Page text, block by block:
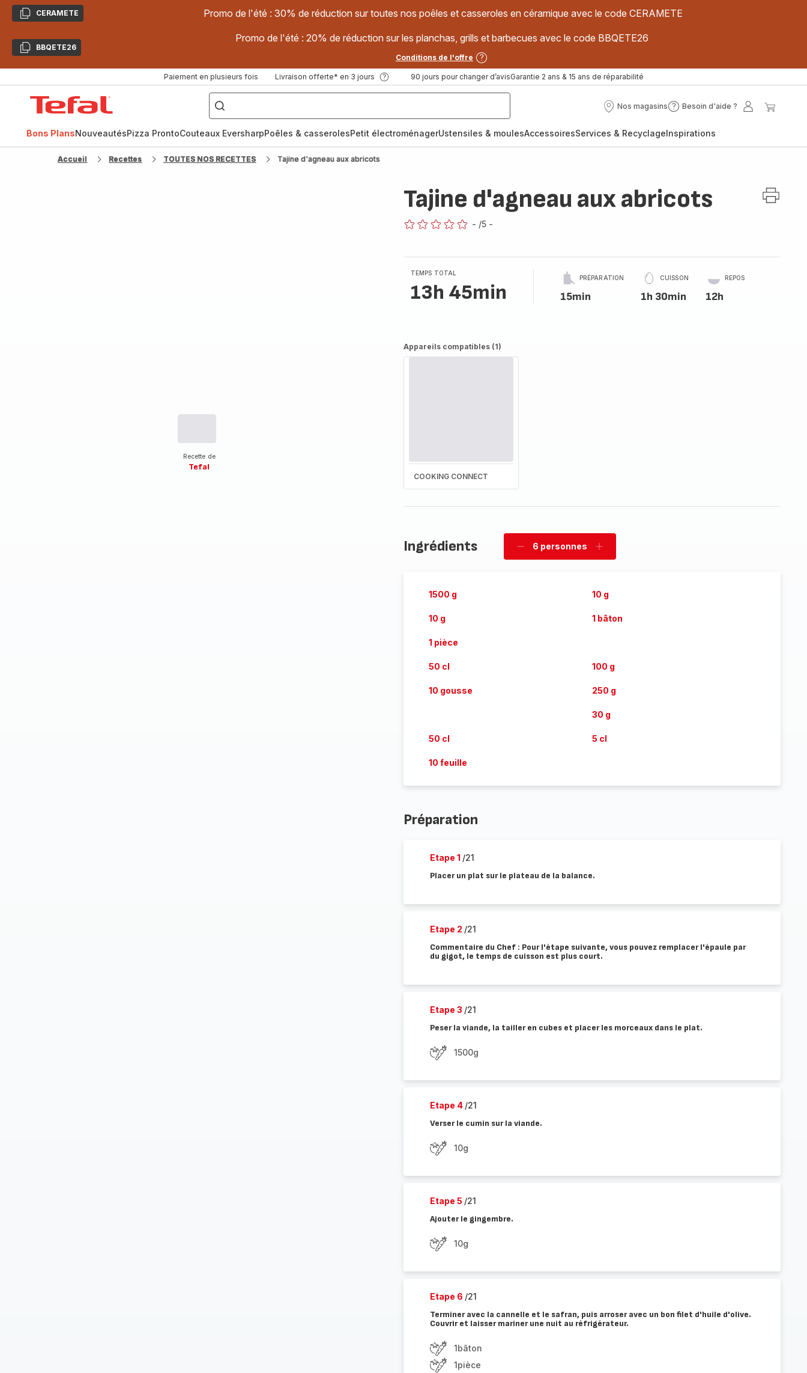
CopierCERAMETE Promo de l'été : 30% de réduction sur toutes nos poêles et casseroles en céramique avec le code CERAMETE
CopierBBQETE26
Promo de l'été : 20% de réduction sur les planchas, grills et barbecues avec le code BBQETE26
Conditions de l'offre
Paiement en plusieurs fois Livraison offerte* en 3 jours 90 jours pour changer d’avisGarantie 2 ans & 15 ans de réparabilité
["Poêles
inox,
Cake
Factory,
Nos magasins
Nos
Besoin d'aide ?
Besoin
?
Mon
Bons PlansNouveautésPizza ProntoCouteaux EversharpPoêles & casserolesPetit électroménagerUstensiles & moulesAccessoiresServices & RecyclageInspirations
Accueil Recettes TOUTES NOS RECETTES Tajine d'agneau aux abricots
Recette de
Tefal
Tajine d'agneau aux abricots
- /5 -
TEMPS TOTAL
13h 45min
PRÉPARATION
15min
CUISSON
1h 30min
REPOS
12h
Appareils compatibles (1)
COOKING CONNECT
Ingrédients
Supprimer
6 personnes
Ajouter
1500 g 10 g
10 g 1 bâton
1 pièce
50 cl 100 g
10 gousse 250 g
30 g
50 cl 5 cl
10 feuille
Préparation
Etape 1 /21
Placer un plat sur le plateau de la balance.
Etape 2 /21
Commentaire du Chef : Pour l'étape suivante, vous pouvez remplacer l'épaule par
du gigot, le temps de cuisson est plus court.
Etape 3 /21
Peser la viande, la tailler en cubes et placer les morceaux dans le plat.
1500g
Etape 4 /21
Verser le cumin sur la viande.
10g
Etape 5 /21
Ajouter le gingembre.
10g
Etape 6 /21
Terminer avec la cannelle et le safran, puis arroser avec un bon filet d'huile d'olive.
Couvrir et laisser mariner une nuit au réfrigérateur.
1bâton
1pièce